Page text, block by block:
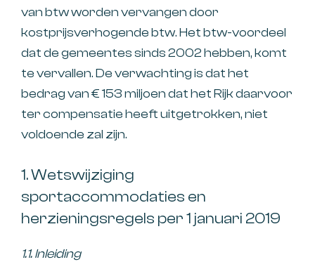
van btw worden vervangen door
kostprijsverhogende btw. Het btw-voordeel
dat de gemeentes sinds 2002 hebben, komt
te vervallen. De verwachting is dat het
bedrag van € 153 miljoen dat het Rijk daarvoor
ter compensatie heeft uitgetrokken, niet
voldoende zal zijn.
1. Wetswijziging
sportaccommodaties en
herzieningsregels per 1 januari 2019
1.1. Inleiding